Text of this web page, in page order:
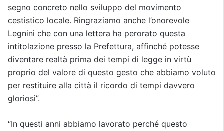
segno concreto nello sviluppo del movimento
cestistico locale. Ringraziamo anche l’onorevole
Legnini che con una lettera ha perorato questa
intitolazione presso la Prefettura, affinché potesse
diventare realtà prima dei tempi di legge in virtù
proprio del valore di questo gesto che abbiamo voluto
per restituire alla città il ricordo di tempi davvero
gloriosi”.
“In questi anni abbiamo lavorato perché questo